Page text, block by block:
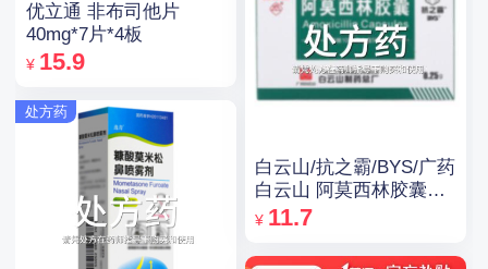
优立通 非布司他片
40mg*7片*4板
¥ 15.9
处方药
白云山/抗之霸/BYS/广药
白云山 阿莫西林胶囊
0.25g*10粒*5板
¥ 11.7